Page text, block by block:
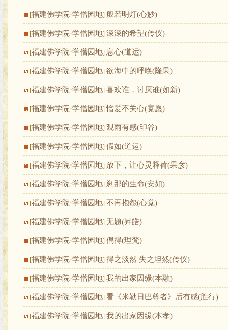
[福建佛学院·学僧园地] 般若明灯(心妙)
[福建佛学院·学僧园地] 深深的希望(传仪)
[福建佛学院·学僧园地] 息心(道运)
[福建佛学院·学僧园地] 欲海中的呼唤(隆果)
[福建佛学院·学僧园地] 喜欢谁，讨厌谁(如新)
[福建佛学院·学僧园地]憎爱不关心(宽愿)
[福建佛学院·学僧园地] 观雨有感(印谷)
[福建佛学院·学僧园地] 假如(道运)
[福建佛学院·学僧园地] 放下，让心灵释荷(果彦)
[福建佛学院·学僧园地] 刹那的生命(安如)
[福建佛学院·学僧园地] 不再抱怨(心觉)
[福建佛学院·学僧园地] 无题(昇皓)
[福建佛学院·学僧园地] 偶得(理梵)
[福建佛学院·学僧园地] 得之淡然 失之坦然(传仪)
[福建佛学院·学僧园地] 我的出家因缘(本融)
[福建佛学院·学僧园地] 看《米勒日巴尊者》后有感(胜行)
[福建佛学院·学僧园地] 我的出家因缘(本孝)